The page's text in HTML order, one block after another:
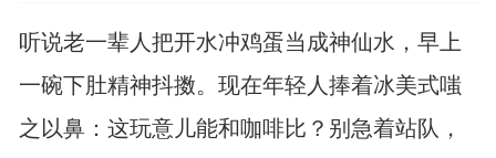
听说老一辈人把开水冲鸡蛋当成神仙水，早上
一碗下肚精神抖擞。现在年轻人捧着冰美式嗤
之以鼻：这玩意儿能和咖啡比？别急着站队，